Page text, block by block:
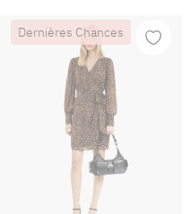
Dernières Chances